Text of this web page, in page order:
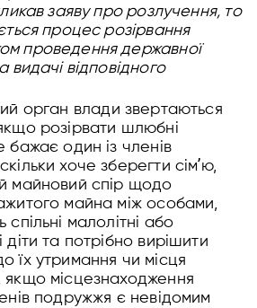
заяву про розлучення, то
процес розірвання
проведення державної
видачі відповідного
орган влади звертаються
розірвати шлюбні
бажає один із членів
хоче зберегти сімʼю,
майновий спір щодо
майна між особами,
спільні малолітні або
діти та потрібно вирішити
їх утримання чи місця
якщо місцезнаходження
подружжя є невідомим